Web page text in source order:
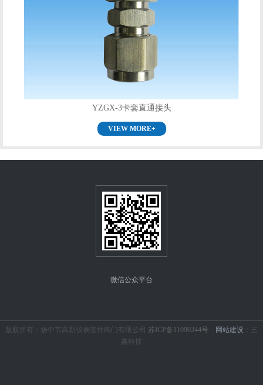
YZGX-3卡套直通接头
VIEW MORE+
微信公众平台
版权所有：扬中市高新仪表管件阀门有限公司 苏ICP备11090244号 网站建设 ：三
鑫科技